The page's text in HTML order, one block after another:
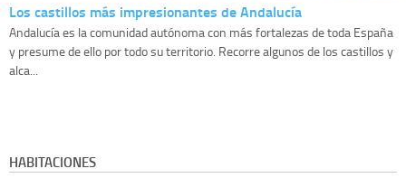
Los castillos más impresionantes de Andalucía
Andalucía es la comunidad autónoma con más fortalezas de toda España
y presume de ello por todo su territorio. Recorre algunos de los castillos y
alca...
HABITACIONES